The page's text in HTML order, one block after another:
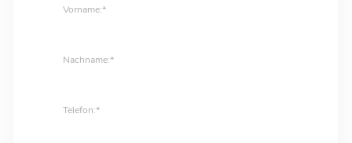
Vorname:*
Nachname:*
Telefon:*